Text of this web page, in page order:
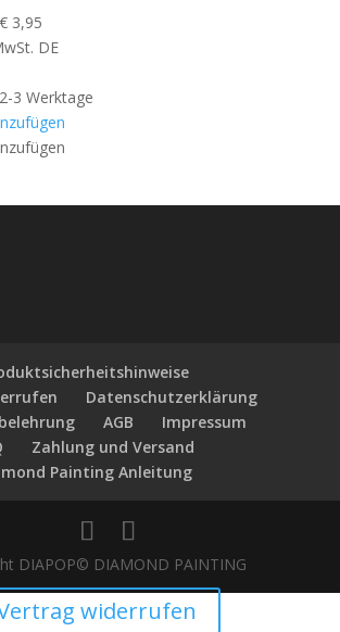
Ursprünglicher
€ 4,45
€3,95Aktueller
Preis
€ 3,95.
DE
3 Werktage
Datenschutzerklärung
AGB
Impressum
Zahlung und Versand
Painting Anleitung
DIAPOP© DIAMOND PAINTING
widerrufen